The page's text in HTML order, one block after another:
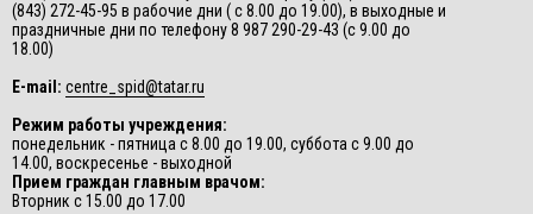
(843) 272-45-95 в рабочие дни ( с 8.00 до 19.00), в выходные и
праздничные дни по телефону 8 987 290-29-43 (с 9.00 до
18.00)
E-mail: centre_spid@tatar.ru
Режим работы учреждения:
понедельник - пятница с 8.00 до 19.00, суббота с 9.00 до
14.00, воскресенье - выходной
Прием граждан главным врачом:
Вторник с 15.00 до 17.00